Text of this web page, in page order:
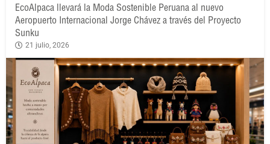
EcoAlpaca llevará la Moda Sostenible Peruana al nuevo
Aeropuerto Internacional Jorge Chávez a través del Proyecto
Sunku
21 julio, 2026